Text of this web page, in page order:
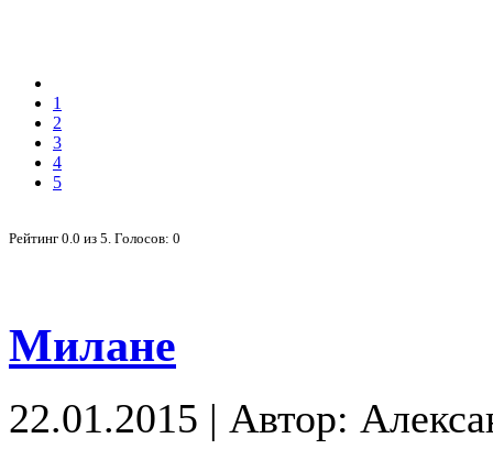
1
2
3
4
5
Рейтинг 0.0 из 5. Голосов: 0
Милане
22.01.2015 | Автор: